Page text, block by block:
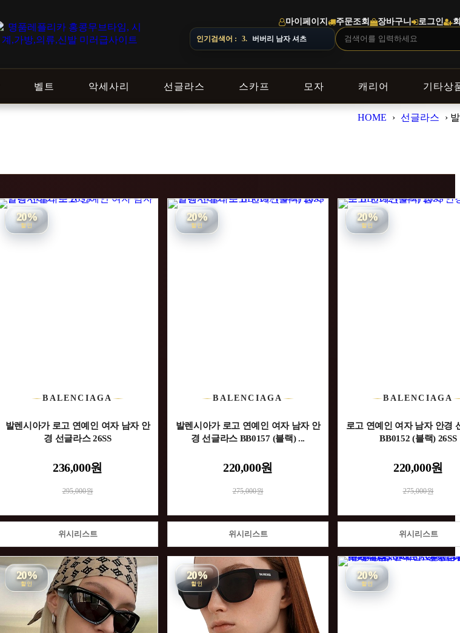
마이페이지 주문조회 장바구니 로그인
인기검색어 : 4. 스톤아일랜드 남자 맨투맨
벨트 악세사리 선글라스 스카프 모자 캐리어 기타상
HOME › 선글라스 ›
20%
할인
BALENCIAGA
발렌시아가 로고 연예인 여자 남자 안
경 선글라스 26SS
236,000원
295,000원
위시리스트
20%
할인
BALENCIAGA
발렌시아가 로고 연예인 여자 남자 안
경 선글라스 BB0157 (블랙) ...
220,000원
275,000원
위시리스트
20%
할인
BALENCIAGA
로고 연예인 여자 남자 안경
BB0152 (블랙) 26SS
220,000원
275,000원
위시리스트
20%
할인
20%
할인
20%
할인